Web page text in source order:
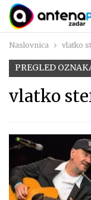
Naslovnica vlatko
PREGLED
vlatko